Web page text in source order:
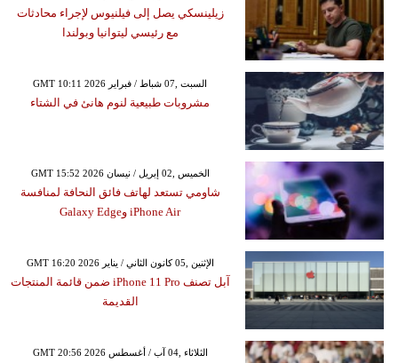
زيلينسكي يصل إلى فيلنيوس لإجراء محادثات
مع رئيسي ليتوانيا وبولندا
GMT 10:11 2026 السبت ,07 شباط / فبراير
مشروبات طبيعية لنوم هانئ في الشتاء
GMT 15:52 2026 الخميس ,02 إبريل / نيسان
شاومي تستعد لهاتف فائق النحافة لمنافسة
iPhone Air وGalaxy Edge
GMT 16:20 2026 الإثنين ,05 كانون الثاني / يناير
آبل تصنف iPhone 11 Pro ضمن قائمة المنتجات
القديمة
GMT 20:56 2026 الثلاثاء ,04 آب / أغسطس